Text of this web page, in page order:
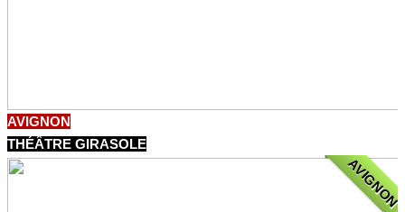
AVIGNON
THÉÂTRE GIRASOLE
AVIGNON